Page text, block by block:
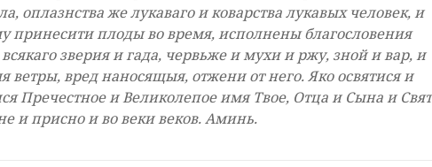
оплазнства же лукаваго и коварства лукавых человек, и
принесити плоды во время, исполнены благословения
всякаго зверия и гада, червьже и мухи и ржу, зной и вар, и
ветры, вред наносящыя, отжени от него. Яко освятися и
Пречестное и Великолепое имя Твое, Отца и Сына и
и присно и во веки веков. Аминь.